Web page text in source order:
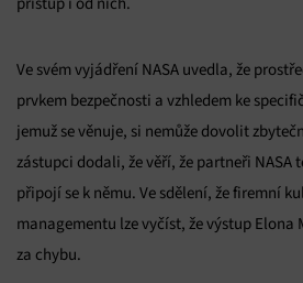
Ve svém vyjádření NASA uvedla, že
prvkem bezpečnosti a vzhledem ke
jemuž se věnuje, si nemůže dovolit
zástupci dodali, že věří, že partneři NASA
připojí se k němu. Ve sdělení, že firemní
managementu lze vyčíst, že výstup Elona
za chybu.